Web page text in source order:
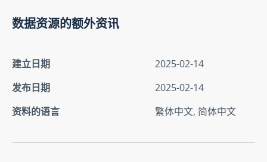
数据资源的额外资讯
建立日期
2025-02-14
发布日期
2025-02-14
资料的语言
繁体中文, 简体中文